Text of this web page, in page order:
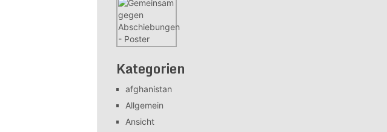
Kategorien
afghanistan
Allgemein
Ansicht